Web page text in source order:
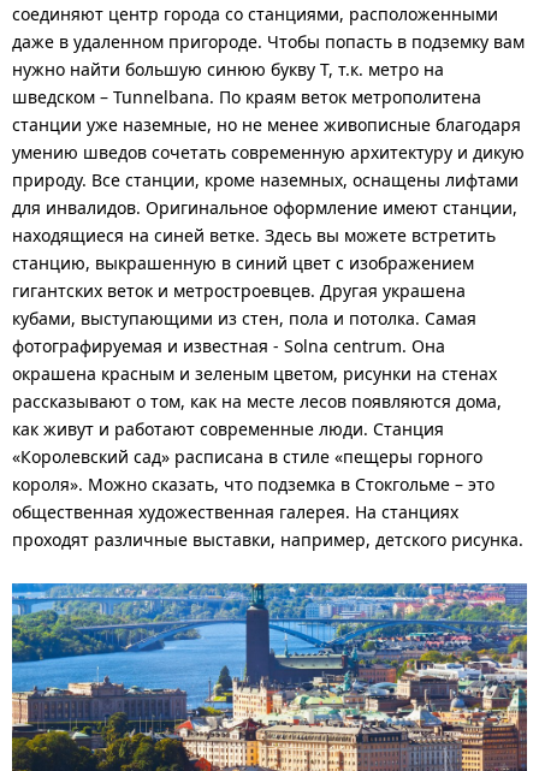
соединяют центр города со станциями, расположенными
даже в удаленном пригороде. Чтобы попасть в подземку вам
нужно найти большую синюю букву Т, т.к. метро на
шведском – Tunnelbana. По краям веток метрополитена
станции уже наземные, но не менее живописные благодаря
умению шведов сочетать современную архитектуру и дикую
природу. Все станции, кроме наземных, оснащены лифтами
для инвалидов. Оригинальное оформление имеют станции,
находящиеся на синей ветке. Здесь вы можете встретить
станцию, выкрашенную в синий цвет с изображением
гигантских веток и метростроевцев. Другая украшена
кубами, выступающими из стен, пола и потолка. Самая
фотографируемая и известная - Solna centrum. Она
окрашена красным и зеленым цветом, рисунки на стенах
рассказывают о том, как на месте лесов появляются дома,
как живут и работают современные люди. Станция
«Королевский сад» расписана в стиле «пещеры горного
короля». Можно сказать, что подземка в Стокгольме – это
общественная художественная галерея. На станциях
проходят различные выставки, например, детского рисунка.